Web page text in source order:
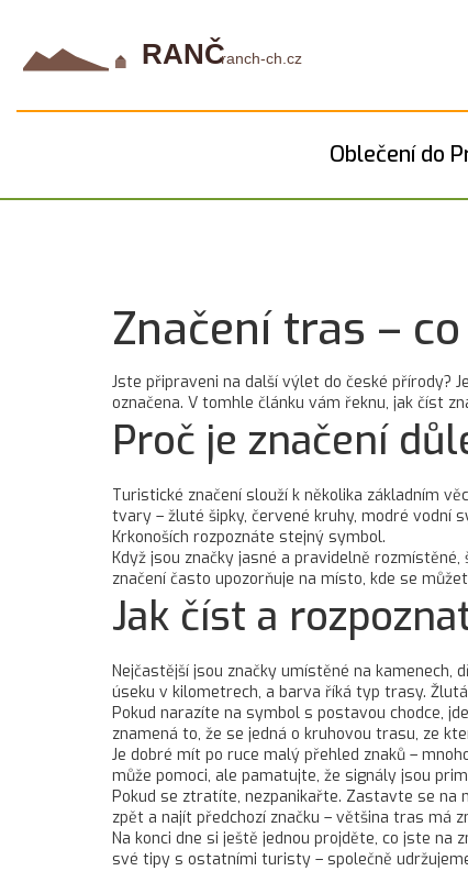
Oblečení do
Značení tras –
Jste připraveni na další výlet do české přírody?
označena. V tomhle článku vám řeknu, jak číst
Proč je značení
Turistické značení slouží k několika základním
tvary – žluté šipky, červené kruhy, modré vodní
Krkonoších rozpoznáte stejný symbol.
Když jsou značky jasné a pravidelně
značení často upozorňuje na místo, kde se
Jak číst a
Nejčastější jsou značky umístěné na kamenech,
úseku v kilometrech, a barva říká typ trasy.
Pokud narazíte na symbol s postavou chodce,
znamená to, že se jedná o kruhovou trasu, ze
Je dobré mít po ruce malý přehled znaků –
může pomoci, ale pamatujte, že signály jsou
Pokud se ztratíte, nezpanikařte. Zastavte se na
zpět a najít předchozí značku – většina tras má
Na konci dne si ještě jednou projděte, co jste
své tipy s ostatními turisty – společně